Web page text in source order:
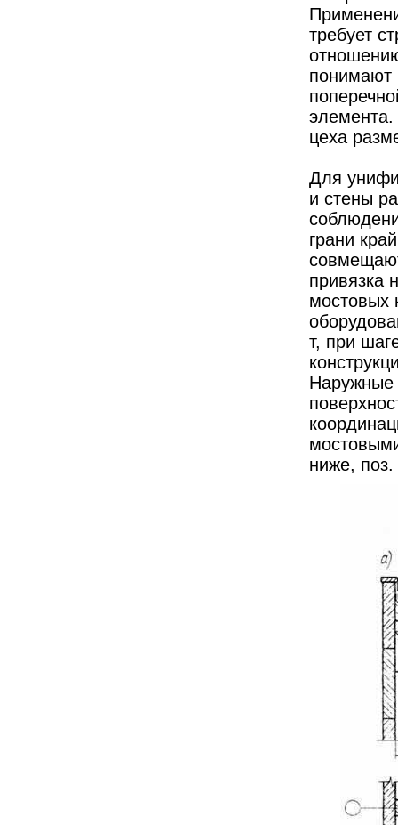
требует
понимают
цеха
Для
и стены
грани
привязка
мостовых
т, при
Наружные
ниже, поз.